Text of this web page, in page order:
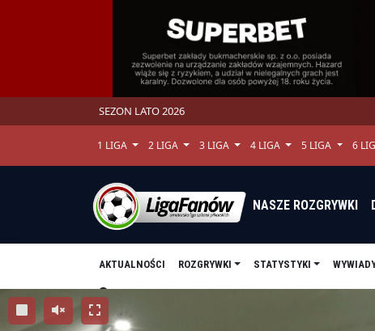
SEZON LATO 2026
1 LIGA 2 LIGA 3 LIGA 4 LIGA 5 LIGA 6
NASZE ROZGRYWKI
AKTUALNOŚCI ROZGRYWKI STATYSTYKI